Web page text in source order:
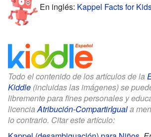
En inglés: Kappel Facts for
Todo el contenido de los artículos de la
Kiddle (incluidas las imágenes) se
libremente para fines personales y
licenciaAtribución-CompartirIguala
lo contrario. Citar este artículo: